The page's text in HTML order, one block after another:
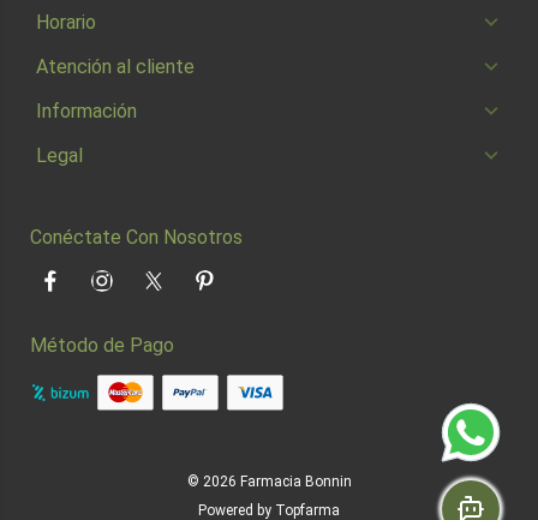
Horario
Atención al cliente
Información
Legal
Conéctate Con Nosotros
FacebookInstagramTwitter Pinterest
Método de Pago
© 2026 Farmacia Bonnin
Powered by Topfarma